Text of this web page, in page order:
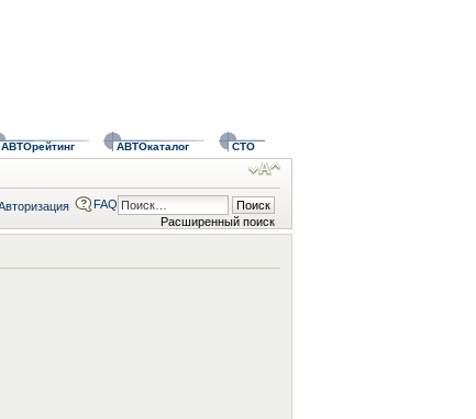
АВТОрейтинг АВТОкаталог СТО
Расширенный поиск
FAQ